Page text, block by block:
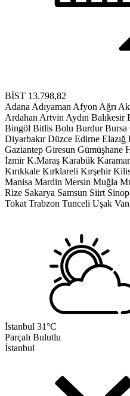
BİST 13.798,82
Adana Adıyaman Afyon Ağrı
Ardahan Artvin Aydın Balıkesir
Bingöl Bitlis Bolu Burdur Bursa
Diyarbakır Düzce Edirne Elazığ
Gaziantep Giresun Gümüşhane
İzmir K.Maraş Karabük
Kırıkkale Kırklareli Kırşehir
Manisa Mardin Mersin Muğla
Rize Sakarya Samsun Siirt Sinop
Tokat Trabzon Tunceli Uşak Van
İstanbul 31°C
Parçalı Bulutlu
İstanbul